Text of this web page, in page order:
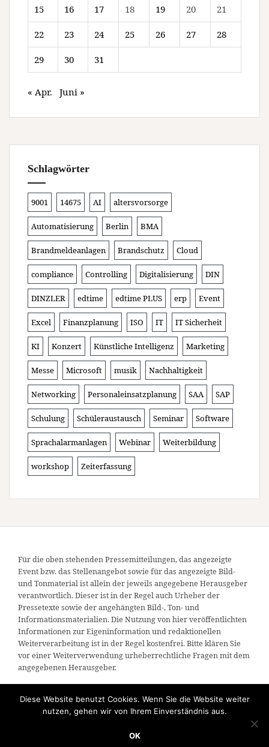
15 16 17 18 19 20 21
22 23 24 25 26 27 28
29 30 31
« Apr. Juni »
Schlagwörter
9001 14675 AI altersvorsorge
Automatisierung Berlin BMA
Brandmeldeanlagen Brandschutz Cloud
compliance Controlling Digitalisierung DIN
DINZLER edtime edtime PLUS erp Event
Excel Finanzplanung ISO IT IT Sicherheit
KI Konzert Künstliche Intelligenz Marketing
Messe Microsoft musik Nachhaltigkeit
Networking Personaleinsatzplanung SAA SAP
Schulung Schüleraustausch Seminar Software
Sprachalarmanlagen Webinar Weiterbildung
workshop Zeiterfassung
Für die oben stehenden Pressemitteilungen, das angezeigte
Event bzw. das Stellenangebot sowie für das angezeigte Bild-
und Tonmaterial ist allein der jeweils angegebene Herausgeber
verantwortlich. Dieser ist in der Regel auch Urheber der
Pressetexte sowie der angehängten Bild-, Ton- und
Informationsmaterialien. Die Nutzung von hier veröffentlichten
Informationen zur Eigeninformation und redaktionellen
Weiterverarbeitung ist in der Regel kostenfrei. Bitte klären Sie
vor einer Weiterverwendung urheberrechtliche Fragen mit dem
angegebenen Herausgeber.
Theme:
Diese Website benutzt Cookies. Wenn Sie die Website weiter
nutzen, gehen wir von Ihrem Einverständnis aus.
OK